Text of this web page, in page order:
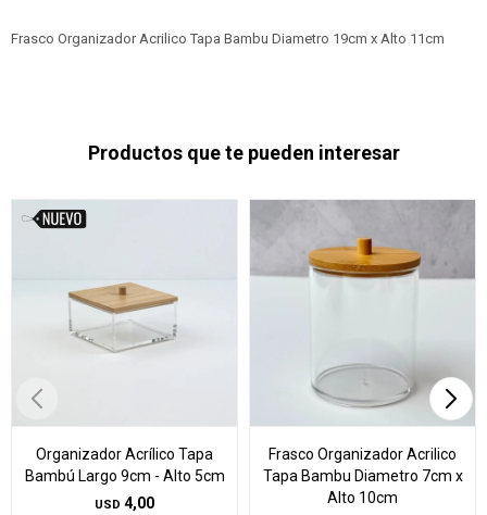
Frasco Organizador Acrilico Tapa Bambu Diametro 19cm x Alto 11cm
Productos que te pueden interesar
Organizador Acrílico Tapa
Bambú Largo 9cm - Alto 5cm
USD 4,00
Frasco Organizador Acrilico
Tapa Bambu Diametro 7cm x
Alto 10cm